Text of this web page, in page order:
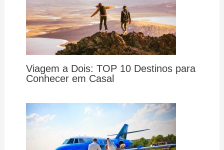
Viagem a Dois: TOP 10 Destinos para
Conhecer em Casal